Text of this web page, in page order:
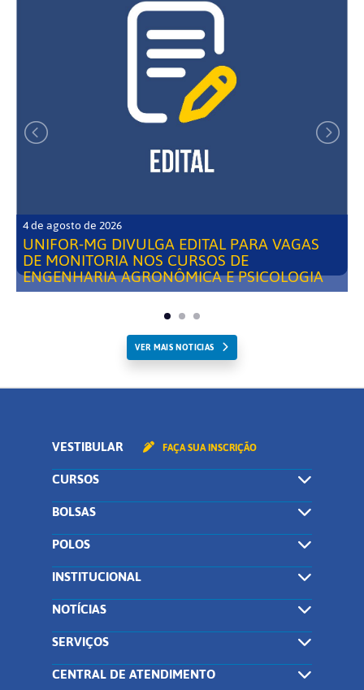
4 de agosto de 2026
UNIFOR-MG DIVULGA EDITAL PARA VAGAS
DE MONITORIA NOS CURSOS DE
ENGENHARIA AGRONÔMICA E PSICOLOGIA
VER MAIS NOTICIAS
VESTIBULAR FAÇA SUA INSCRIÇÃO
CURSOS
BOLSAS
POLOS
INSTITUCIONAL
NOTÍCIAS
SERVIÇOS
CENTRAL DE ATENDIMENTO